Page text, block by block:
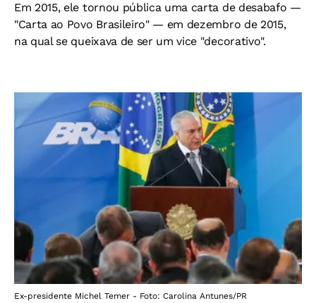
Em 2015, ele tornou pública uma carta de desabafo —
"Carta ao Povo Brasileiro" — em dezembro de 2015,
na qual se queixava de ser um vice "decorativo".
Ex-presidente Michel Temer - Foto: Carolina Antunes/PR